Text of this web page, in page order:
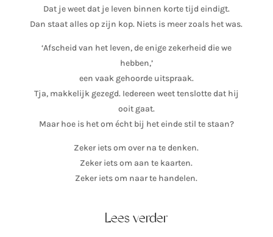
Dat je weet dat je leven binnen korte tijd eindigt.
Dan staat alles op zijn kop. Niets is meer zoals het was.
‘Afscheid van het leven, de enige zekerheid die we
hebben,’
een vaak gehoorde uitspraak.
Tja, makkelijk gezegd. Iedereen weet tenslotte dat hij
ooit gaat.
Maar hoe is het om écht bij het einde stil te staan?
Zeker iets om over na te denken.
Zeker iets om aan te kaarten.
Zeker iets om naar te handelen.
Lees verder